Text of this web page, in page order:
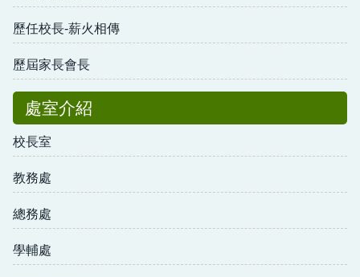
歷任校長-薪火相傳
歷屆家長會長
處室介紹
校長室
教務處
總務處
學輔處